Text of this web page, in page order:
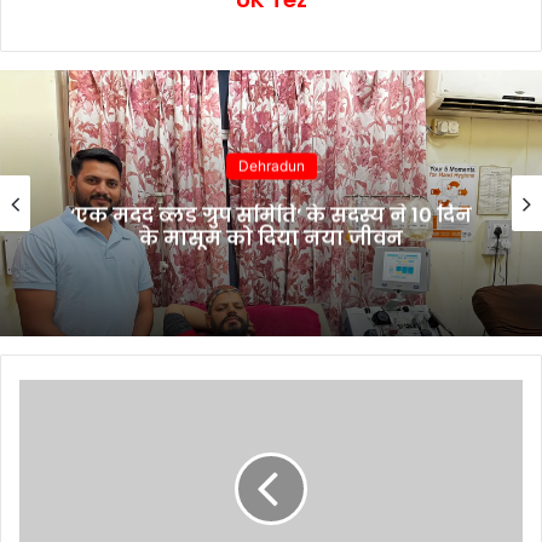
Dehradun
‘एक मदद ब्लड ग्रुप समिति’ के सदस्य ने 10 दिन
के मासूम को दिया नया जीवन